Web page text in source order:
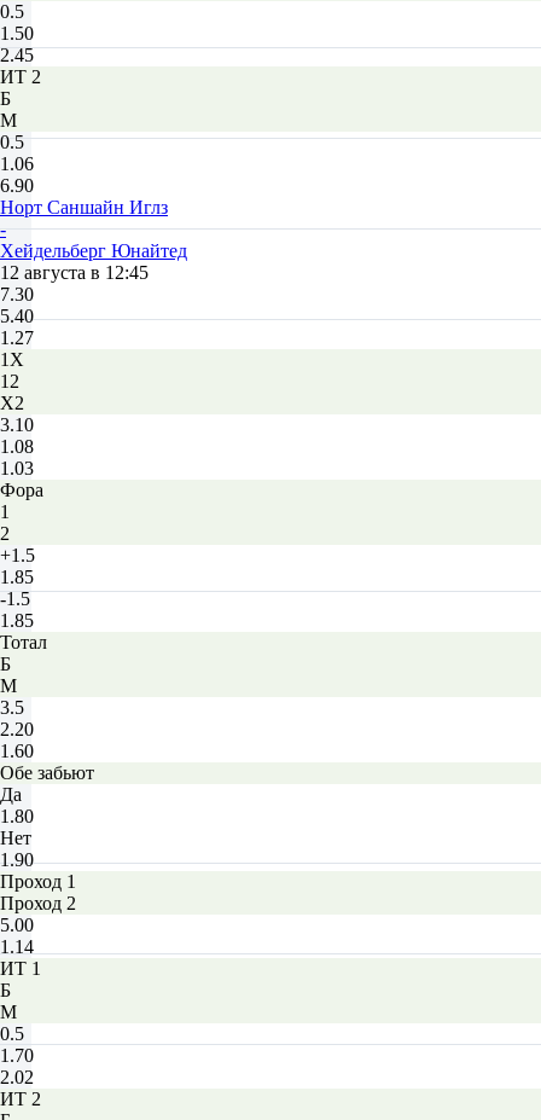
0.5
1.50
2.45
ИТ 2
Б
М
0.5
1.06
6.90
Норт Саншайн Иглз
-
Хейдельберг Юнайтед
12 августа в 12:45
7.30
5.40
1.27
1X
12
X2
3.10
1.08
1.03
Фора
1
2
+1.5
1.85
-1.5
1.85
Тотал
Б
М
3.5
2.20
1.60
Обе забьют
Да
1.80
Нет
1.90
Проход 1
Проход 2
5.00
1.14
ИТ 1
Б
М
0.5
1.70
2.02
ИТ 2